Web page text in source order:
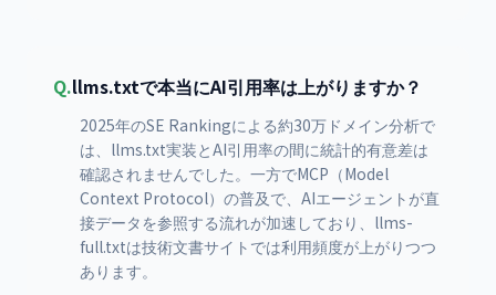
Q.llms.txtで本当にAI引用率は上がりますか？
2025年のSE Rankingによる約30万ドメイン分析で
は、llms.txt実装とAI引用率の間に統計的有意差は
確認されませんでした。一方でMCP（Model
Context Protocol）の普及で、AIエージェントが直
接データを参照する流れが加速しており、llms-
full.txtは技術文書サイトでは利用頻度が上がりつつ
あります。